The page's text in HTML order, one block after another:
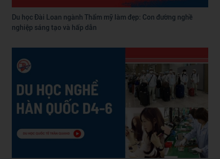
Du học Đài Loan ngành Thẩm mỹ làm đẹp: Con đường nghề
nghiệp sáng tạo và hấp dẫn